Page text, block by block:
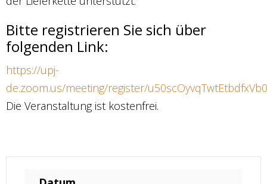
Bitte registrieren Sie sich über
folgenden Link:
https://upj-
de.zoom.us/meeting/register/
Die Veranstaltung ist kostenfrei.